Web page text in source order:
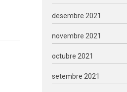
desembre 2021
novembre 2021
octubre 2021
setembre 2021